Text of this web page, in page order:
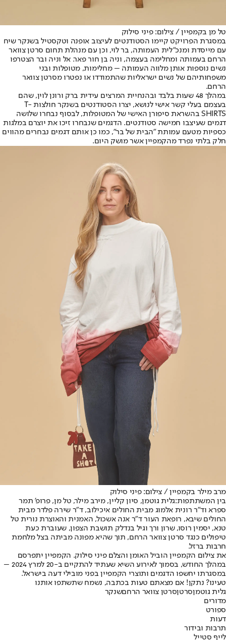
טל מן בקמפיין / צילום: פיני סילוק
במסגרת הפרויקט קיימו הסטודנטים לעיצוב אופנה וטקסטיל בשנקר שיח
עם מייסדת ומנכ"לית העמותה, בר לוי, וכן עם מנהלת תחום סרטן צוואר
הרחם בעמותה ומחלימה בעצמה, וניה בן חור פאר. אל וניה ובר הצטרפו
נשים נוספות אותן מלווה העמותה – מחלימות, מטופלות ובני
משפחותיהם של נשים ישראליות שהתמודדו או נפטרו מסרטן צוואר
הרחם.
במהלך 48 שעות בלבד ובהנחיית המרצים עידית ברק ורונן לוין, שהם
בעצמם בעלי קשר אישי לנושא, יצרו הסטודנטים בשנקר חולצות T-
SHIRTS בהשראת סיפורן האישי של המטופלות, לבסוף נבחרו שלושה
דגמים שעיצבו חמישה סטודנטים. הדגמים שנבחרו זיכו את יוצרם במלגות
כספיות מטעם עמותת "הבית של בר", כמו כן אותם דגמים נבחרים מהווים
חלק בלתי נפרד מהקמפיין אשר מושק היום.
מרב מילר בקמפיין / צילום: פיני סילוק
בין המשתתפות:גלית גוטמן, סיון קליין, מירב מילר, טל מן, פרופ' תמר
ספרא וד"ר רונית אלמוג מבית החולים איכילוב, ד"ר שירה פלדר מבית
החולים שיבא, רופאת העור ד"ר אנה אשכול, האמנית והאוצרת נורית טל
טנא, יסמין רוסו, שרון ורך וגיל בנדלק תושבת הצפון, שעוברת כעת
טיפולים כנגד סרטן צוואר הרחם, תוך שהיא מפונה מביתה בצל מלחמת
חרבות ברזל.
את צילום הקמפיין הוביל האומן והצלם פיני סילוק. הקמפיין יתפרסם
במהלך החודש, בסמוך לאירוע השיא שעתיד להתקיים ב-20 למרץ 2024 –
במסגרתו יחשפו הדגמים ותוצרי הקמפיין בפני מובילי דעה בישראל.
טעינו? נתקן! אם מצאתם טעות בכתבה, נשמח שתשתפו אותנו
גלית גוטמןסרטןסרטן צוואר הרחםשנקר
מדורים
ספורט
דעות
תרבות ובידור
לייף סטייל